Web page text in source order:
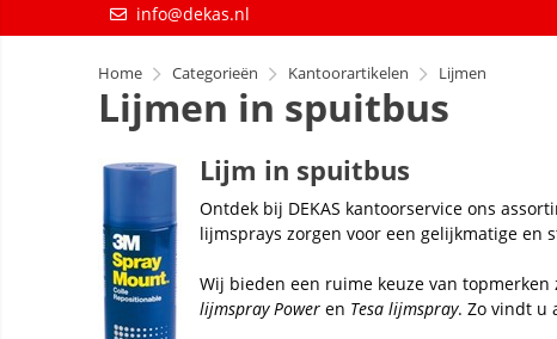
info@dekas.nl
Home Categorieën Kantoorartikelen Lijmen
Lijmen in spuitbus
Lijm in spuitbus
Ontdek bij DEKAS kantoorservice ons
lijmsprays zorgen voor een gelijkmatige en
Wij bieden een ruime keuze van topmerken
lijmspray Power en Tesa lijmspray. Zo vindt u